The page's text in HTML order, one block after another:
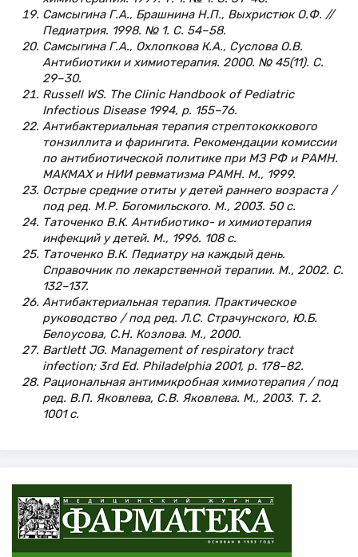
Самсыгина Г.А., Брашнина Н.П., Выхристюк О.Ф. //
Педиатрия. 1998. № 1. С. 54–58.
Самсыгина Г.А., Охлопкова К.А., Суслова О.В.
Антибиотики и химиотерапия. 2000. № 45(11). С.
29–30.
Russell WS. The Clinic Handbook of Pediatric
Infectious Disease 1994, р. 155–76.
Антибактериальная терапия стрептококкового
тонзиллита и фарингита. Рекомендации комиссии
по антибиотической политике при МЗ РФ и РАМН.
МАКМАХ и НИИ ревматизма РАМН. М., 1999.
Острые средние отиты у детей раннего возраста /
под ред. М.Р. Богомильского. М., 2003. 50 с.
Таточенко В.К. Антибиотико- и химиотерапия
инфекций у детей. М., 1996. 108 с.
Таточенко В.К. Педиатру на каждый день.
Справочник по лекарственной терапии. М., 2002. С.
132–137.
Антибактериальная терапия. Практическое
руководство / под ред. Л.С. Страчунского, Ю.Б.
Белоусова, С.Н. Козлова. М., 2000.
Bartlett JG. Management of respiratory tract
infection; 3rd Ed. Philadelphia 2001, р. 178–82.
Рациональная антимикробная химиотерапия / под
ред. В.П. Яковлева, С.В. Яковлева. М., 2003. Т. 2.
1001 с.